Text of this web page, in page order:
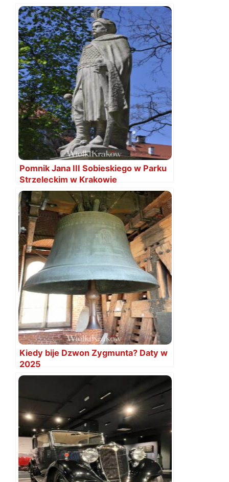
Pomnik Jana III Sobieskiego w Parku
Strzeleckim w Krakowie
Kiedy bije Dzwon Zygmunta? Daty w
2025